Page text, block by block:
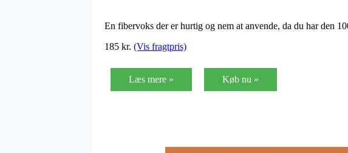
En fibervoks der er hurtig og nem at anvende, da du har den
185 kr. (Vis fragtpris)
Læs mere » Køb nu »